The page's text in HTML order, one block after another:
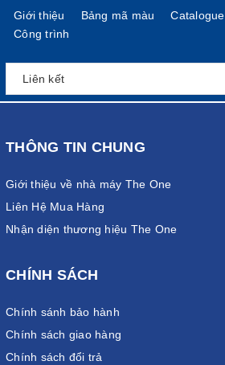
Giới thiệu Bảng mã màu Catalogue
Công trình
THÔNG TIN CHUNG
Giới thiệu về nhà máy The One
Liên Hệ Mua Hàng
Nhận diện thương hiệu The One
CHÍNH SÁCH
Chính sánh bảo hành
Chính sách giao hàng
Chính sách đổi trả